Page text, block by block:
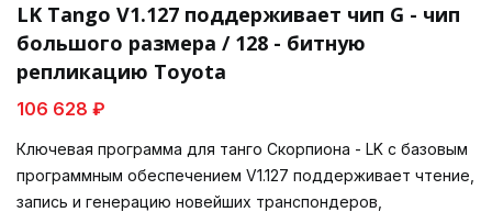
LK Tango V1.127 поддерживает чип G - чип
большого размера / 128 - битную
репликацию Toyota
106 628 ₽
Ключевая программа для танго Скорпиона - LK с базовым
программным обеспечением V1.127 поддерживает чтение,
запись и генерацию новейших транспондеров,